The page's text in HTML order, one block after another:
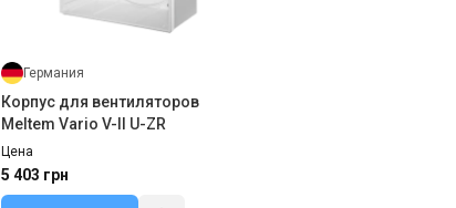
Германия
Корпус для вентиляторов
Meltem Vario V-II U-ZR
Цена
5 403 грн